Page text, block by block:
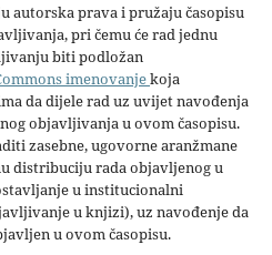
autorska prava i pružaju časopisu
pri čemu će rad jednu
biti podložan
imenovanjekoja
da dijele rad uz uvijet navođenja
objavljivanja u ovom časopisu.
zasebne, ugovorne aranžmane
distribuciju rada objavljenog u
u institucionalni
u knjizi), uz navođenje da
u ovom časopisu.